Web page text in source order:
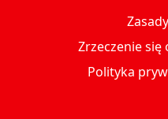
Zrzeczenie
Polityka